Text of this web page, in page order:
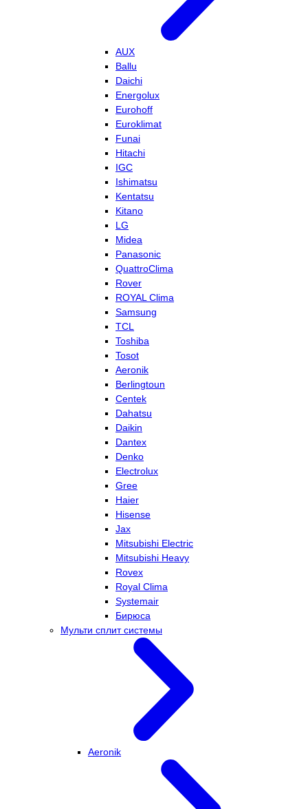
AUX
Ballu
Daichi
Energolux
Eurohoff
Euroklimat
Funai
Hitachi
IGC
Ishimatsu
Kentatsu
Kitano
LG
Midea
Panasonic
QuattroClima
Rover
ROYAL Clima
Samsung
TCL
Toshiba
Tosot
Aeronik
Berlingtoun
Centek
Dahatsu
Daikin
Dantex
Denko
Electrolux
Gree
Haier
Hisense
Jax
Mitsubishi Electric
Mitsubishi Heavy
Rovex
Royal Clima
Systemair
Бирюса
Мульти сплит системы
Aeronik